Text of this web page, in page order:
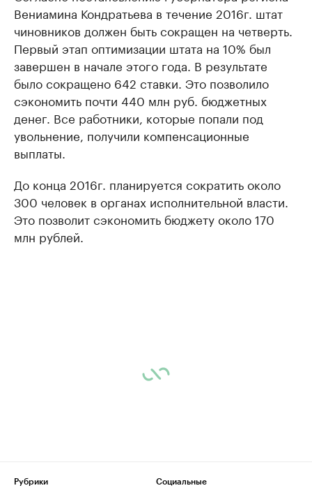
Вениамина Кондратьева в течение 2016г. штат
чиновников должен быть сокращен на четверть.
Первый этап оптимизации штата на 10% был
завершен в начале этого года. В результате
было сокращено 642 ставки. Это позволило
сэкономить почти 440 млн руб. бюджетных
денег. Все работники, которые попали под
увольнение, получили компенсационные
выплаты.
До конца 2016г. планируется сократить около
300 человек в органах исполнительной власти.
Это позволит сэкономить бюджету около 170
млн рублей.
Рубрики
Социальные